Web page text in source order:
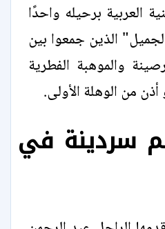
العربية برحيله واحدًا
الذين جمعوا بين
والموهبة الفطرية
من الوهلة الأولى.
سردينة في